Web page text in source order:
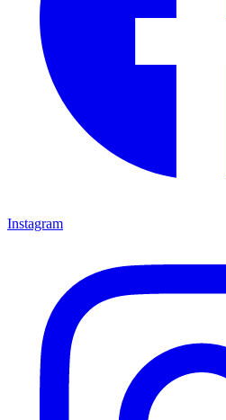
Instagram